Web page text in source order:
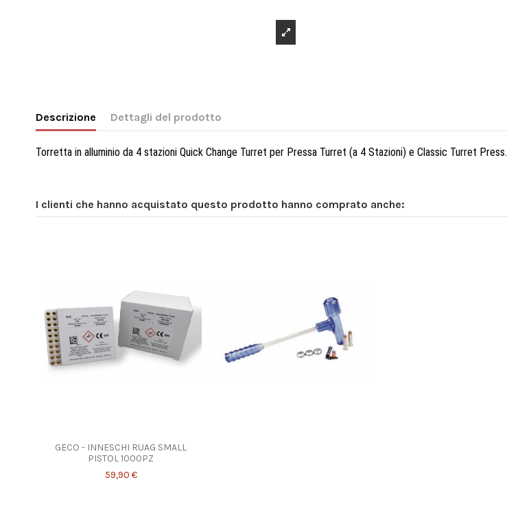
Descrizione Dettagli del prodotto
Torretta in alluminio da 4 stazioni Quick Change Turret per Pressa Turret (a 4 Stazioni) e Classic Turret Press.
I clienti che hanno acquistato questo prodotto hanno comprato anche:
GECO - INNESCHI RUAG SMALL
PISTOL 1000PZ
59,90 €